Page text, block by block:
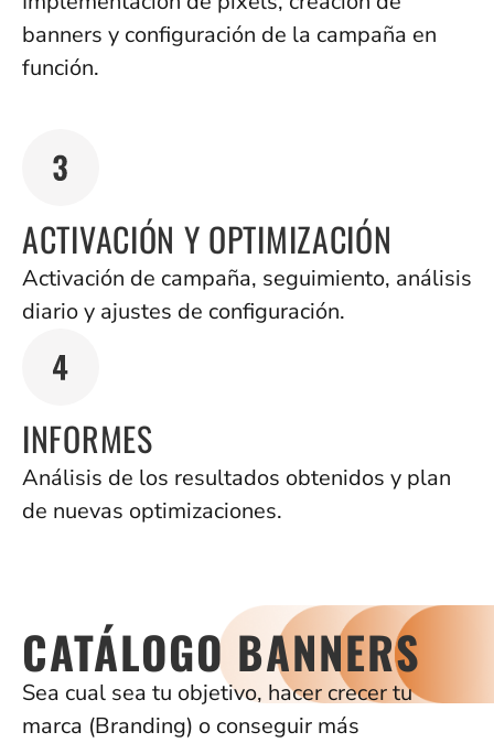
banners y configuración de la campaña en
función.
ACTIVACIÓN Y OPTIMIZACIÓN
Activación de campaña, seguimiento, análisis
diario y ajustes de configuración.
INFORMES
Análisis de los resultados obtenidos y plan
de nuevas optimizaciones.
CATÁLOGO BANNERS
Sea cual sea tu objetivo, hacer crecer tu
marca (Branding) o conseguir más